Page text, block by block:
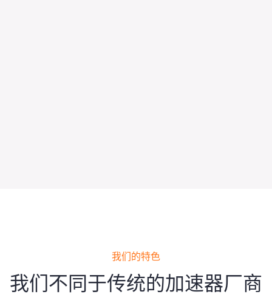
我们的特色
我们不同于传统的加速器厂商